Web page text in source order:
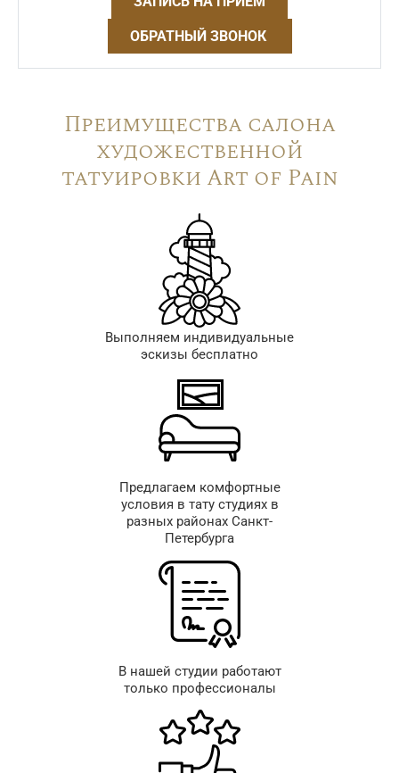
ОБРАТНЫЙ ЗВОНОК
Преимущества салона
художественной
татуировки Art of Pain
Выполняем индивидуальные
эскизы бесплатно
Предлагаем комфортные
условия в тату студиях в
разных районах Санкт-
Петербурга
В нашей студии работают
только профессионалы